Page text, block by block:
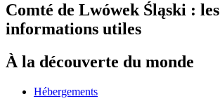
Comté de Lwówek Śląski : les
informations utiles
À la découverte du monde
Hébergements